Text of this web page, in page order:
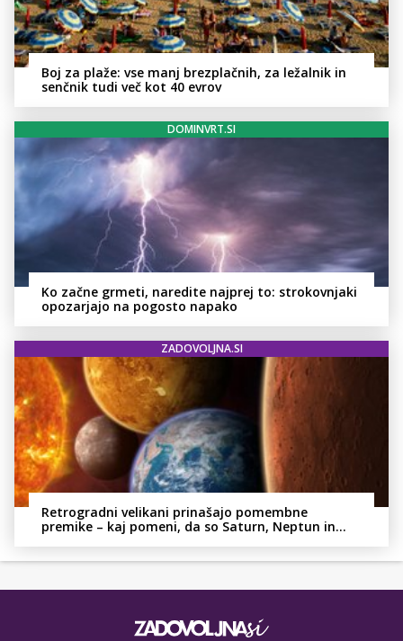
Boj za plaže: vse manj brezplačnih, za ležalnik in
senčnik tudi več kot 40 evrov
DOMINVRT.SI
Ko začne grmeti, naredite najprej to: strokovnjaki
opozarjajo na pogosto napako
ZADOVOLJNA.SI
Retrogradni velikani prinašajo pomembne
premike – kaj pomeni, da so Saturn, Neptun in